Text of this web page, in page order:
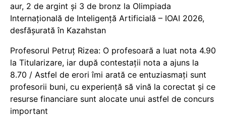
aur, 2 de argint și 3 de bronz la Olimpiada
Internațională de Inteligență Artificială – IOAI 2026,
desfășurată în Kazahstan
Profesorul Petruț Rizea: O profesoară a luat nota 4.90
la Titularizare, iar după contestații nota a ajuns la
8.70 / Astfel de erori îmi arată ce entuziasmați sunt
profesorii buni, cu experiență să vină la corectat și ce
resurse financiare sunt alocate unui astfel de concurs
important